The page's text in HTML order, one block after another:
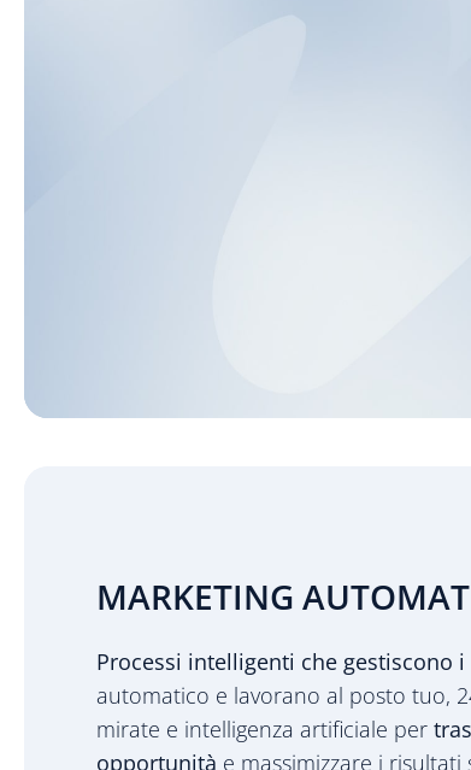
MARKETING
Processi intelligenti che gestiscono
automatico e lavorano al posto tuo,
mirate e intelligenza artificiale per
opportunità e massimizzare i